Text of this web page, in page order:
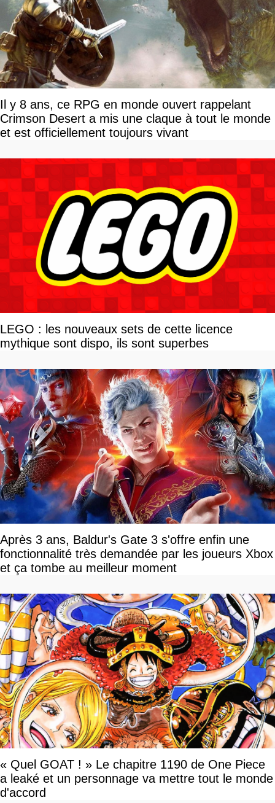
Il y 8 ans, ce RPG en monde ouvert rappelant
Crimson Desert a mis une claque à tout le monde
et est officiellement toujours vivant
LEGO : les nouveaux sets de cette licence
mythique sont dispo, ils sont superbes
Après 3 ans, Baldur's Gate 3 s'offre enfin une
fonctionnalité très demandée par les joueurs Xbox
et ça tombe au meilleur moment
« Quel GOAT ! » Le chapitre 1190 de One Piece
a leaké et un personnage va mettre tout le monde
d'accord